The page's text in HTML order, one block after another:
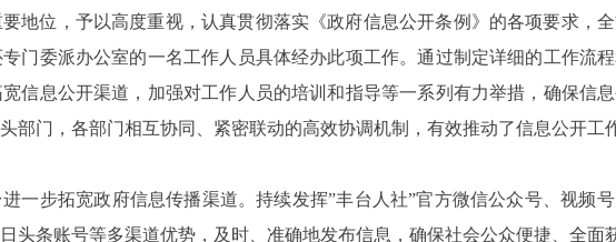
地位，予以高度重视，认真贯彻落实《政府信息公开条例》的各项要求，
门委派办公室的一名工作人员具体经办此项工作。通过制定详细的工作流
信息公开渠道，加强对工作人员的培训和指导等一系列有力举措，确保信
部门，各部门相互协同、紧密联动的高效协调机制，有效推动了信息公开
一步拓宽政府信息传播渠道。持续发挥”丰台人社”官方微信公众号、视频
头条账号等多渠道优势，及时、准确地发布信息，确保社会公众便捷、全面